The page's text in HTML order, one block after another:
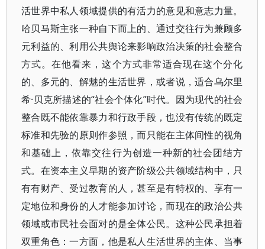
活世界中私人领域提供的有活力的意见和意志力量。
哈贝马斯主张一种自下而上的、通过交往行为兼顾多
元利益的、利用公共舆论来影响政治决策的社会整合
方式。在他看来，这个方式非常适合现在这个分化
的、多元的、解魅的生活世界，或者说，适合乌尔里
希·贝克所描述的“社会个体化”时代。因为现代的社会
整合既不能依靠暴力和行政手段，也没有传统的既定
标准和先验的原则作参照，而只能在主体间性的视角
和基础上，依靠交往行为创造一种新的社会团结方
式。在资本主义早期的资产阶级公共领域结构中，只
有有财产、受过教育的人，甚至是有特权的、享有一
定地位和身份的人才能参加讨论，而现在的政治公共
领域或市民社会面对的是全体公民。这种公民承担着
双重角色：一方面，他是私人生活世界的主体、当事